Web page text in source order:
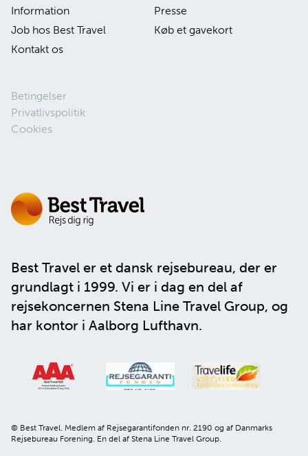
Best Travel er et dansk rejsebureau, der er
grundlagt i 1999. Vi er i dag en del af
rejsekoncernen Stena Line Travel Group, og
har kontor i Aalborg Lufthavn.
© Best Travel. Medlem af Rejsegarantifonden nr. 2190 og af Danmarks
Rejsebureau Forening. En del af Stena Line Travel Group.
Information
Presse
Job hos Best Travel
Køb et gavekort
Kontakt os
Betingelser
Privatlivspolitik
Cookies